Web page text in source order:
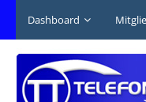
Dashboard